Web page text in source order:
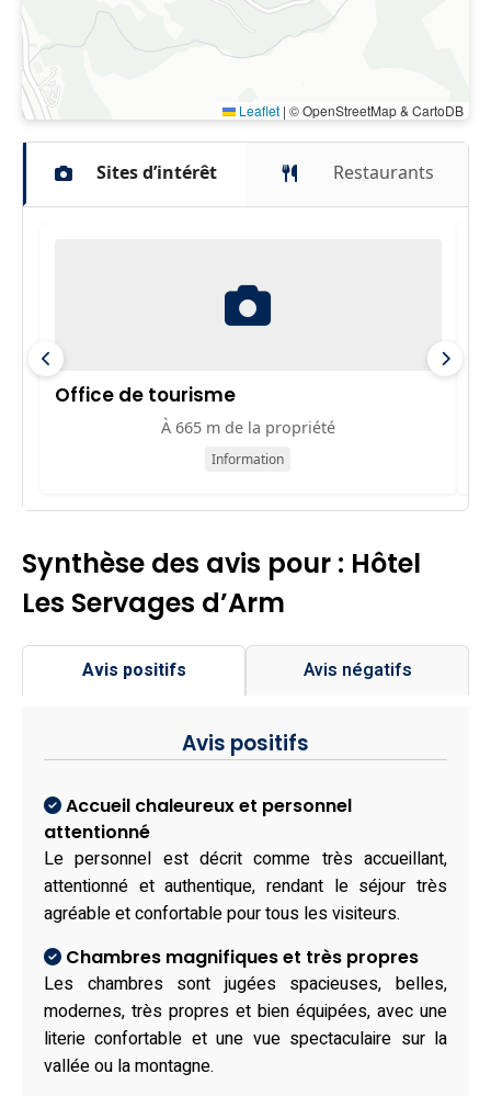
Leaflet | © OpenStreetMap & CartoDB
Sites d’intérêt Restaurants
Office de tourisme
À 665 m de la propriété
Information
Synthèse des avis pour : Hôtel
Les Servages d’Arm
Avis positifs Avis négatifs
Avis positifs
Accueil chaleureux et personnel
attentionné
Le personnel est décrit comme très accueillant,
attentionné et authentique, rendant le séjour très
agréable et confortable pour tous les visiteurs.
Chambres magnifiques et très propres
Les chambres sont jugées spacieuses, belles,
modernes, très propres et bien équipées, avec une
literie confortable et une vue spectaculaire sur la
vallée ou la montagne.